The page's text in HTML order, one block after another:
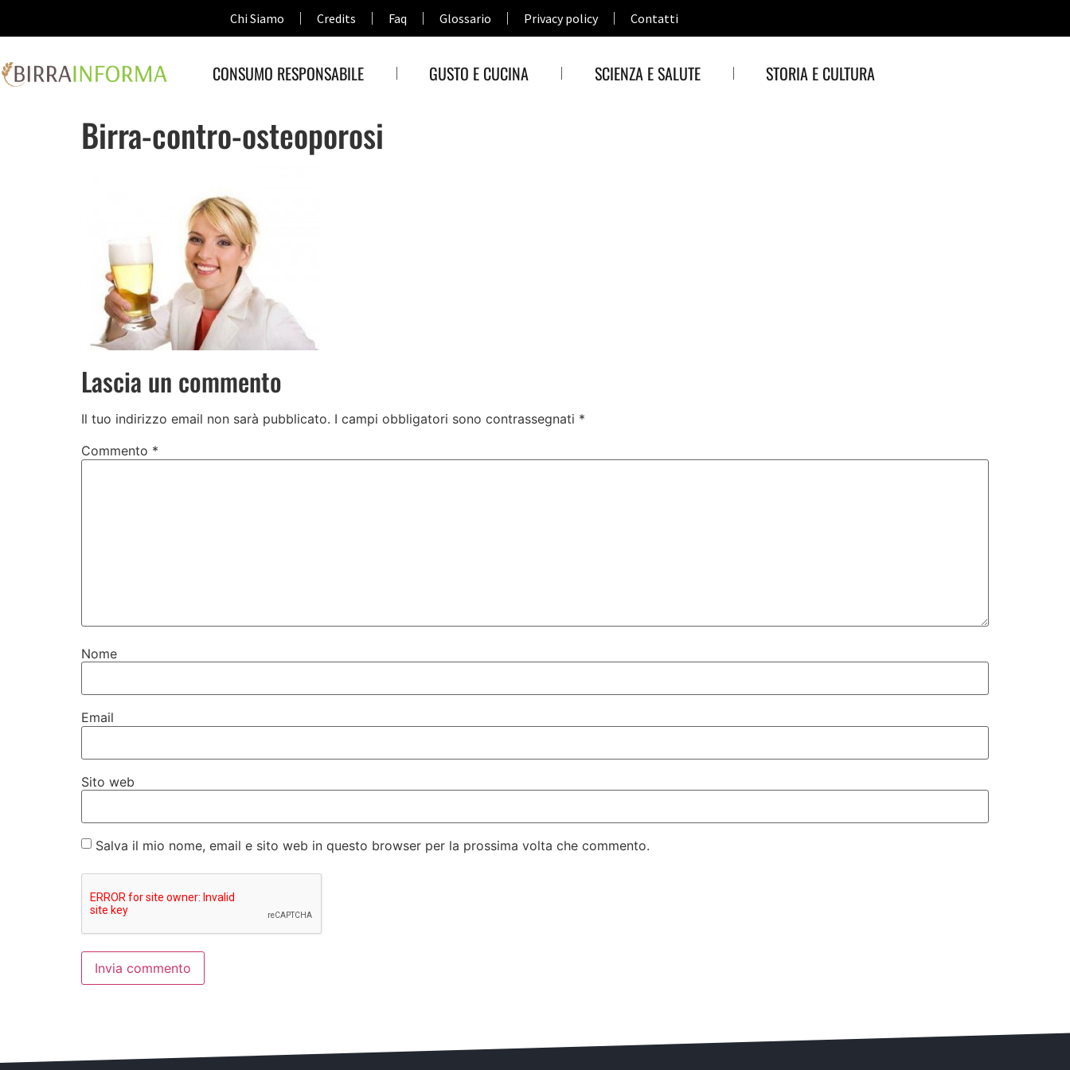
Chi Siamo Credits Faq Glossario Privacy policy Contatti
CONSUMO RESPONSABILE GUSTO E CUCINA SCIENZA E SALUTE STORIA E CULTURA
Birra-contro-osteoporosi
Lascia un commento
Il tuo indirizzo email non sarà pubblicato. I campi obbligatori sono contrassegnati *
Commento *
Nome
Email
Sito web
Salva il mio nome, email e sito web in questo browser per la prossima volta che commento.